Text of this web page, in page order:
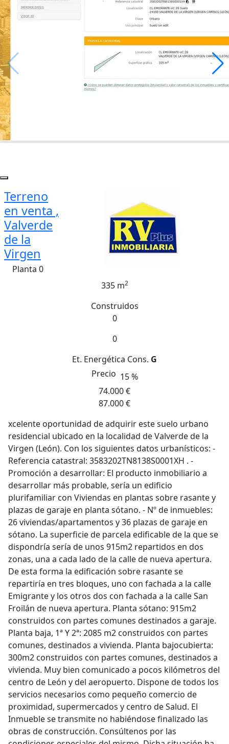
Terreno
en venta ,
Valverde
de la
Virgen
Planta 0
335 m2
Construidos
0
0
Et. Energética Cons. G
Precio 15 %
74.000 €
87.000 €
xcelente oportunidad de adquirir este suelo urbano
residencial ubicado en la localidad de Valverde de la
Virgen (León). Con los siguientes datos urbanísticos: -
Referencia catastral: 3583202TN8138S0001XH . -
Promoción a desarrollar: El producto inmobiliario a
desarrollar más probable, sería un edificio
plurifamiliar con Viviendas en plantas sobre rasante y
plazas de garaje en planta sótano. - Nº de inmuebles:
26 viviendas/apartamentos y 36 plazas de garaje en
sótano. La superficie de parcela edificable de la que se
dispondría sería de unos 915m2 repartidos en dos
zonas, una a cada lado de la calle de nueva apertura.
De esta forma la edificación sobre rasante se
repartiría en tres bloques, uno con fachada a la calle
Emigrante y los otros dos con fachada a la calle San
Froilán de nueva apertura. Planta sótano: 915m2
construidos con partes comunes destinados a garaje.
Planta baja, 1ª Y 2ª: 2085 m2 construidos con partes
comunes, destinados a vivienda. Planta bajocubierta:
300m2 construidos con partes comunes, destinados a
vivienda. Muy bien comunicado a pocos kilómetros del
centro de León y del aeropuerto. Dispone de todos los
servicios necesarios como pequeño comercio de
proximidad, supermercados y centro de Salud. El
Inmueble se transmite no habiéndose finalizado las
obras de construcción. Consúltenos por las